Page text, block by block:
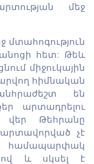
մեջ
մտահոգություն
հետ: Թեև
միջուկային
հիմնական
են
արտադրելու
Թեհրանը
չէ
համապարփակ
և սկսել է